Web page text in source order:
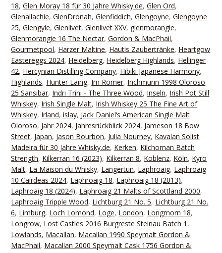
18,Glen Moray 18 für 30 Jahre Whisky.de,Glen Ord,
Glenallachie,GlenDronah,Glenfiddich,Glengoyne,Glengoyne
25,Glengyle,Glenlivet,Glenlivet XXV, glenmorangie,
Glenmorangie 16 The Nectar,Gordon & MacPhail,
Gourmetpool, Harzer Maltine, Hautis Zaubertränke, Heartgow
Eastereggs 2024, Heidelberg, Heidelberg Highlands, Hellinger
42, Hercynian Distilling Company, Hibiki Japanese Harmony,
Highlands, Hunter Laing, Im Römer, Inchmurin 1998 Oloroso
25 Sansibar, Indri Trini - The Three Wood, Inseln, Irish Pot Still
Whiskey, Irish Single Malt, Irish Whiskey 25 The Fine Art of
Whiskey, Irland,islay, Jack Daniel‘s American Single Malt
Oloroso, Jahr 2024, Jahresrückblick 2024, Jameson 18 Bow
Street, Japan, Jason Bourbon, Julia Nourney, Kavalan Solist
Madeira für 30 Jahre Whisky.de, Kerken, Kilchoman Batch
Strength, Kilkerran 16 (2023), Kilkerran 8, Koblenz, Köln, Kyrö
Malt, La Maison du Whisky, Langertun, Laphroaig, Laphroaig
10 Cairdeas 2024, Laphroaig 18, Laphroaig 18 (2013),
Laphroaig 18 (2024), Laphroaig 21 Malts of Scottland 2000,
Laphroaig Tripple Wood, Lichtburg 21 No. 5, Lichtburg 21 No.
6, Limburg, Loch Lomond, Loge, London, Longmorn 18,
Longrow, Lost Castles 2016 Burgreste Steinau Batch 1 ,
Lowlands, Macallan, Macallan 1990 Speymalt Gordon &
MacPhail, Macallan 2000 Speymalt Cask 1756 Gordon &